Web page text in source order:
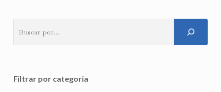
Filtrar por categoria